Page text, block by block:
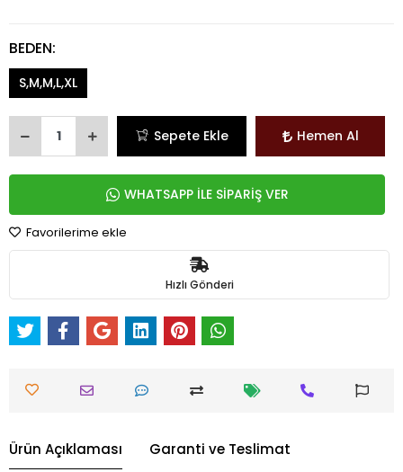
BEDEN:
S,M,M,L,XL
Sepete Ekle Hemen Al
WHATSAPP İLE SİPARİŞ VER
Favorilerime ekle
Hızlı Gönderi
Ürün Açıklaması Garanti ve Teslimat